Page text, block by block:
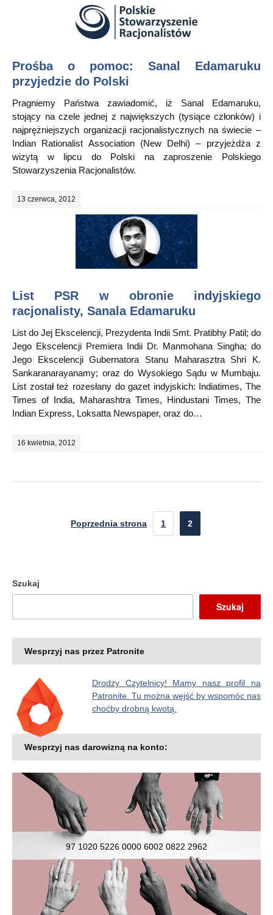
Prośba o pomoc: Sanal Edamaruku
przyjedzie do Polski
Pragniemy Państwa zawiadomić, iż Sanal Edamaruku,
stojący na czele jednej z największych (tysiące członków) i
najprężniejszych organizacji racjonalistycznych na świecie –
Indian Rationalist Association (New Delhi) – przyjeżdża z
wizytą w lipcu do Polski na zaproszenie Polskiego
Stowarzyszenia Racjonalistów.
13 czerwca, 2012
List PSR w obronie indyjskiego
racjonalisty, Sanala Edamaruku
List do Jej Ekscelencji, Prezydenta Indii Smt. Pratibhy Patil; do
Jego Ekscelencji Premiera Indii Dr. Manmohana Singha; do
Jego Ekscelencji Gubernatora Stanu Maharasztra Shri K.
Sankaranarayanamy; oraz do Wysokiego Sądu w Mumbaju.
List został też rozesłany do gazet indyjskich: Indiatimes, The
Times of India, Maharashtra Times, Hindustani Times, The
Indian Express, Loksatta Newspaper, oraz do…
16 kwietnia, 2012
Poprzednia strona 1 2
Szukaj
Szukaj
Wesprzyj nas przez Patronite
Drodzy Czytelnicy! Mamy nasz profil na
Patronite. Tu można wejść by wspomóc nas
choćby drobną kwotą.
Wesprzyj nas darowizną na konto:
97 1020 5226 0000 6002 0822 2962